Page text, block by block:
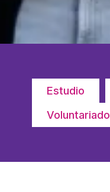
Estudio
Voluntariado